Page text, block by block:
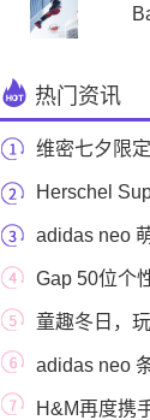
热门资讯
维密七夕限
语” Herschel
名系列发布在即
adidas neo
Gap 50位个
绎「大胆释个性
童趣冬日，
2019 全新冬季系
adidas neo
H&M再度携